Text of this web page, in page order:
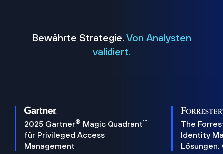
Bewährte Strategie. Von Analysten
validiert.
2025 Gartner® Magic Quadrant™
für Privileged Access
Management
The
Identity
Lösungen,